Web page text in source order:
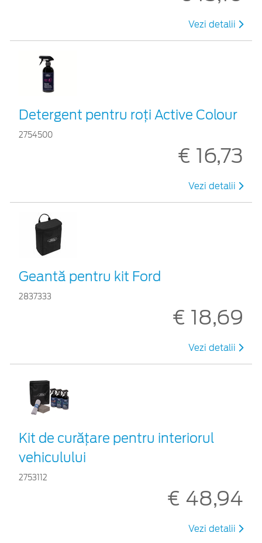
Vezi detalii
Detergent pentru roți Active Colour
2754500
€ 16,73
Vezi detalii
Geantă pentru kit Ford
2837333
€ 18,69
Vezi detalii
Kit de curățare pentru interiorul
vehiculului
2753112
€ 48,94
Vezi detalii